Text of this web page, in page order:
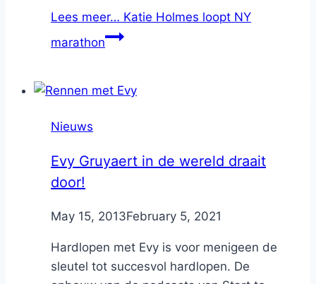
Lees meer… Katie Holmes loopt NY
marathon
Nieuws
Evy Gruyaert in de wereld draait
door!
ByNicole
May 15, 2013February 5, 2021
Hardlopen met Evy is voor menigeen de
sleutel tot succesvol hardlopen. De